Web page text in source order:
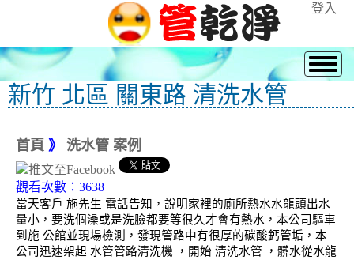
登入
新竹 北區 關東路 清洗水管
首頁 》 洗水管 案例
觀看次數：3638
當天客戶 施先生 電話告知，說明家裡的廁所熱水水龍頭出水
量小，要洗個澡或是洗臉都要等很久才會有熱水，本公司驅車
到施 公館並現場檢測，發現管路中有很厚的碳酸鈣管垢，本
公司迅速架起 水管管路清洗機 ，開始 清洗水管 ，髒水從水龍